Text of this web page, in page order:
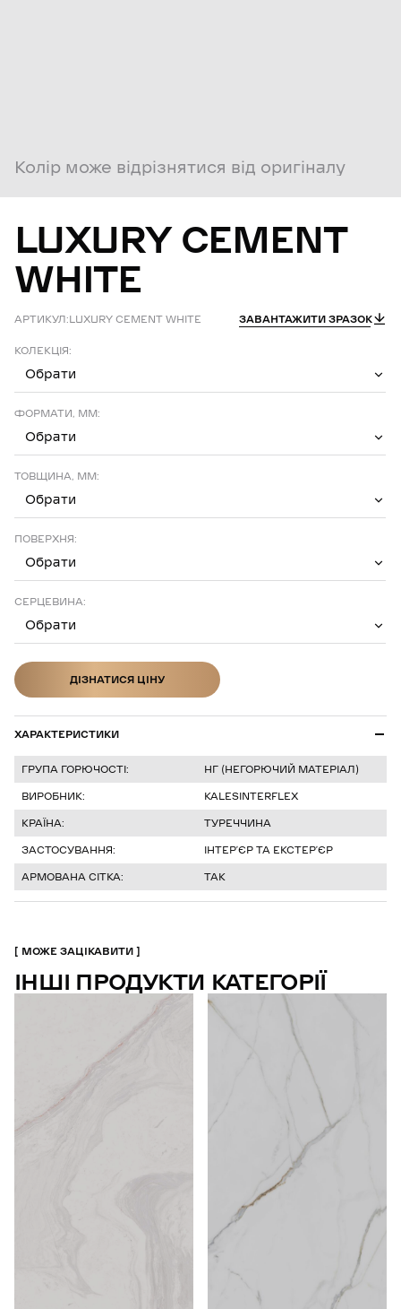
Колір може відрізнятися від оригіналу
LUXURY CEMENT
WHITE
АРТИКУЛ:LUXURY CEMENT WHITE ЗАВАНТАЖИТИ ЗРАЗОК
КОЛЕКЦІЯ:
Обрати
ФОРМАТИ, ММ:
Обрати
ТОВЩИНА, ММ:
Обрати
ПОВЕРХНЯ:
Обрати
СЕРЦЕВИНА:
Обрати
ДІЗНАТИСЯ ЦІНУ
ХАРАКТЕРИСТИКИ
ГРУПА ГОРЮЧОСТІ:
НГ (НЕГОРЮЧИЙ МАТЕРІАЛ)
ВИРОБНИК:
KALESINTERFLEX
КРАЇНА:
ТУРЕЧЧИНА
ЗАСТОСУВАННЯ:
ІНТЕРʼЄР ТА ЕКСТЕРʼЄР
АРМОВАНА СІТКА:
ТАК
МОЖЕ ЗАЦІКАВИТИ
ІНШІ ПРОДУКТИ КАТЕГОРІЇ